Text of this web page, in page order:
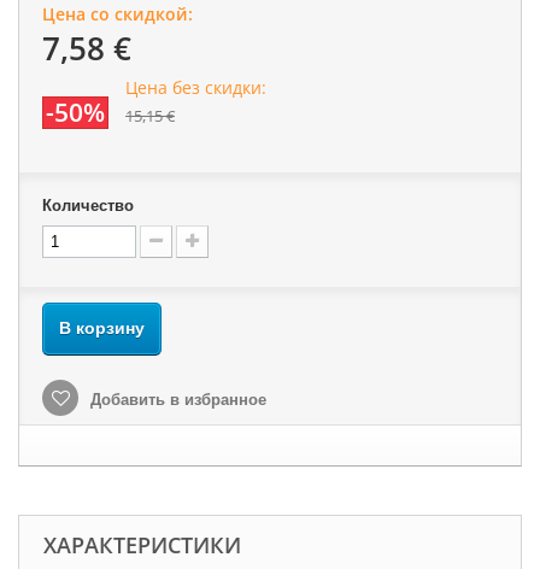
Цена со скидкой:
7,58 €
-50%
Цена без скидки:
15,15 €
Количество
В корзину
Добавить в избранное
ХАРАКТЕРИСТИКИ